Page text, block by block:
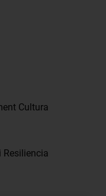
Cultura
Resiliencia